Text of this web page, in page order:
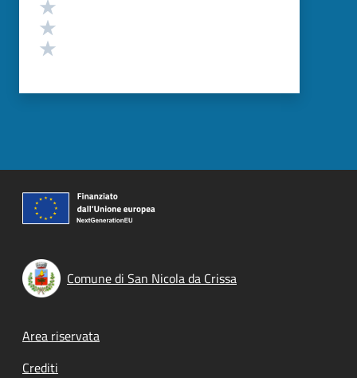
Comune di San Nicola da Crissa
Footer menu
Area riservata
Crediti